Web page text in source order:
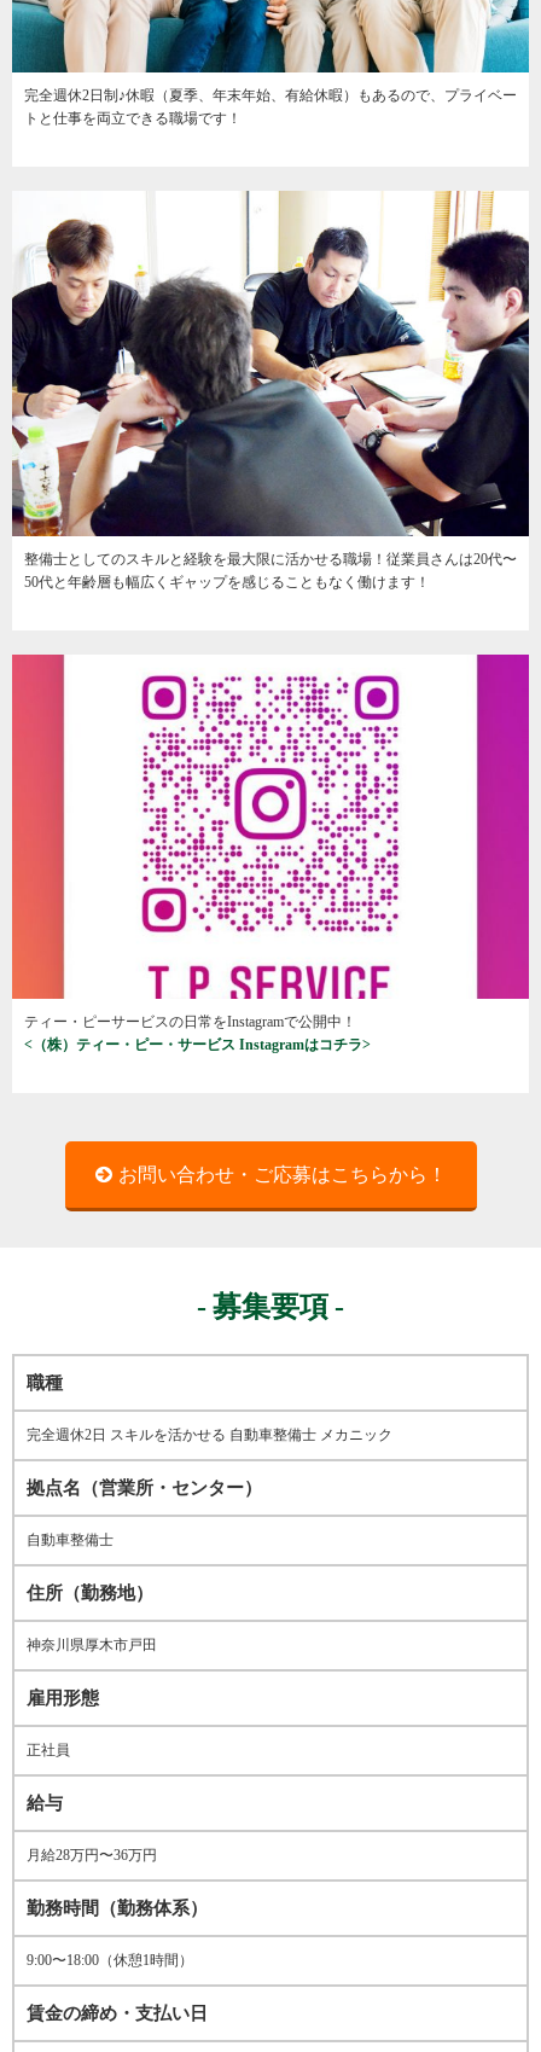
完全週休2日制♪休暇（夏季、年末年始、有給休暇）もあるので、プライベー
トと仕事を両立できる職場です！
整備士としてのスキルと経験を最大限に活かせる職場！従業員さんは20代〜
50代と年齢層も幅広くギャップを感じることもなく働けます！
ティー・ピーサービスの日常をInstagramで公開中！
<（株）ティー・ピー・サービス Instagramはコチラ>
お問い合わせ・ご応募はこちらから！
募集要項
職種
完全週休2日 スキルを活かせる 自動車整備士 メカニック
拠点名（営業所・センター）
自動車整備士
住所（勤務地）
神奈川県厚木市戸田
雇用形態
正社員
給与
月給28万円〜36万円
勤務時間（勤務体系）
9:00〜18:00（休憩1時間）
賃金の締め・支払い日